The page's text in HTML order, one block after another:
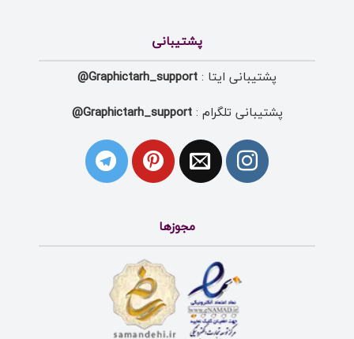
پشتیبانی
پشتیبانی ایتا : Graphictarh_support@
پشتیبانی تلگرام :Graphictarh_support@
مجوزها